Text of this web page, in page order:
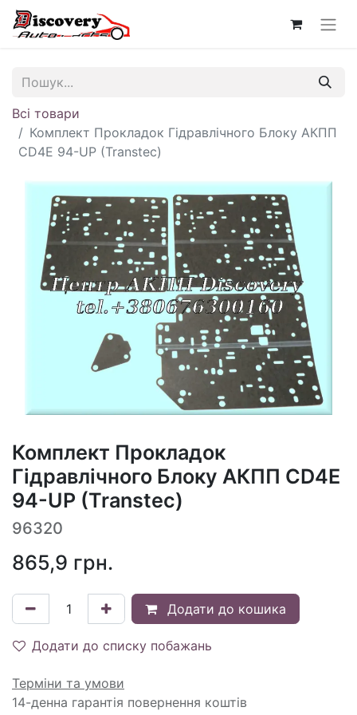
Всі товари
Комплект Прокладок Гідравлічного Блоку АКПП
CD4E 94-UP (Transtec)
Комплект Прокладок
Гідравлічного Блоку АКПП CD4E
94-UP (Transtec)
96320
865,9 грн.
Додати до кошика
Додати до списку побажань
Терміни та умови
14-денна гарантія повернення коштів